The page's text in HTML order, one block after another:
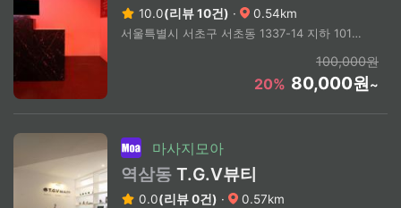
10.0(리뷰 10건) · 0.54km
서울특별시 서초구 서초동 1337-14 지하 101호 이즈마사지
100,000원
20% 80,000원~
마사지모아
역삼동 T.G.V뷰티
0.0(리뷰 0건) · 0.57km